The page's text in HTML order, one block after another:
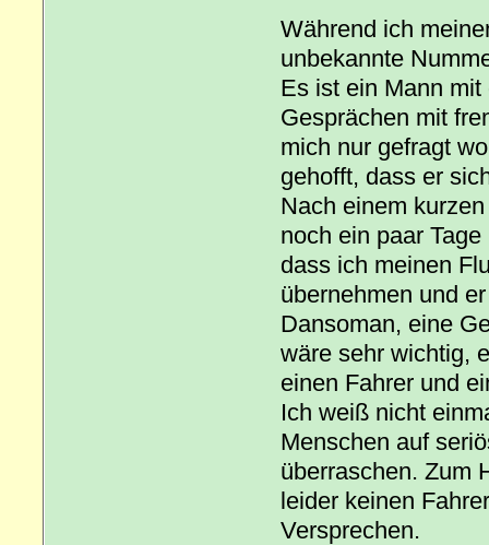
Während ich
unbekannte
Es ist ein Mann
Gesprächen mit
mich nur gefragt
gehofft, dass er
Nach einem
noch ein paar
dass ich meinen
übernehmen und
Dansoman, eine
wäre sehr wichtig,
einen Fahrer und
Ich weiß nicht
Menschen auf
überraschen. Zum
leider keinen
Versprechen.